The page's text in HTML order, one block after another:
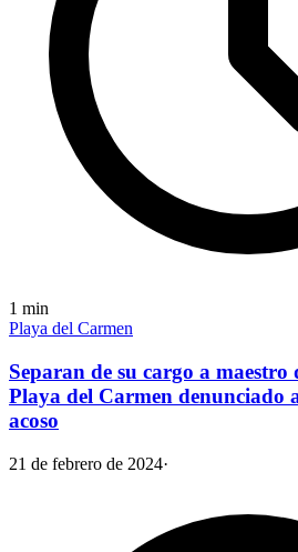
1 min
Playa del Carmen
Separan de su cargo a maestro
Playa del Carmen denunciado
acoso
21 de febrero de 2024·